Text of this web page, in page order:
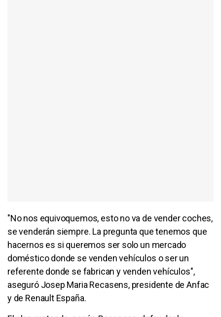
"No nos equivoquemos, esto no va de vender coches,
se venderán siempre. La pregunta que tenemos que
hacernos es si queremos ser solo un mercado
doméstico donde se venden vehículos o ser un
referente donde se fabrican y venden vehículos",
aseguró Josep Maria Recasens, presidente de Anfac
y de Renault España.